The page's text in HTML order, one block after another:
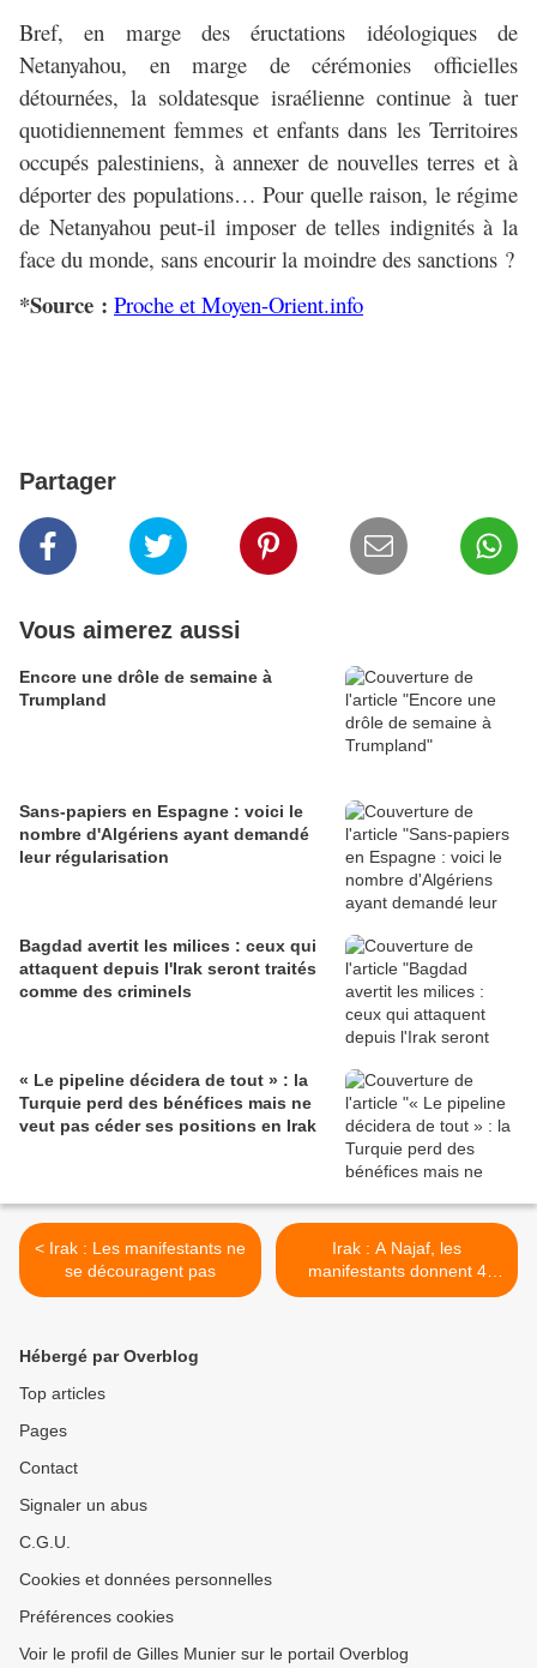
Bref, en marge des éructations idéologiques de
Netanyahou, en marge de cérémonies officielles
détournées, la soldatesque israélienne continue à tuer
quotidiennement femmes et enfants dans les Territoires
occupés palestiniens, à annexer de nouvelles terres et à
déporter des populations… Pour quelle raison, le régime
de Netanyahou peut-il imposer de telles indignités à la
face du monde, sans encourir la moindre des sanctions ?
*Source : Proche et Moyen-Orient.info
Partager
Vous aimerez aussi
Encore une drôle de semaine à
Trumpland
Sans-papiers en Espagne : voici le
nombre d'Algériens ayant demandé
leur régularisation
Bagdad avertit les milices : ceux qui
attaquent depuis l'Irak seront traités
comme des criminels
« Le pipeline décidera de tout » : la
Turquie perd des bénéfices mais ne
veut pas céder ses positions en Irak
< Irak : Les manifestants ne
se découragent pas
Irak : A Najaf, les
manifestants donnent 4
jours au régime pour
Hébergé par Overblog
Top articles
Pages
Contact
Signaler un abus
C.G.U.
Cookies et données personnelles
Préférences cookies
Voir le profil de Gilles Munier sur le portail Overblog